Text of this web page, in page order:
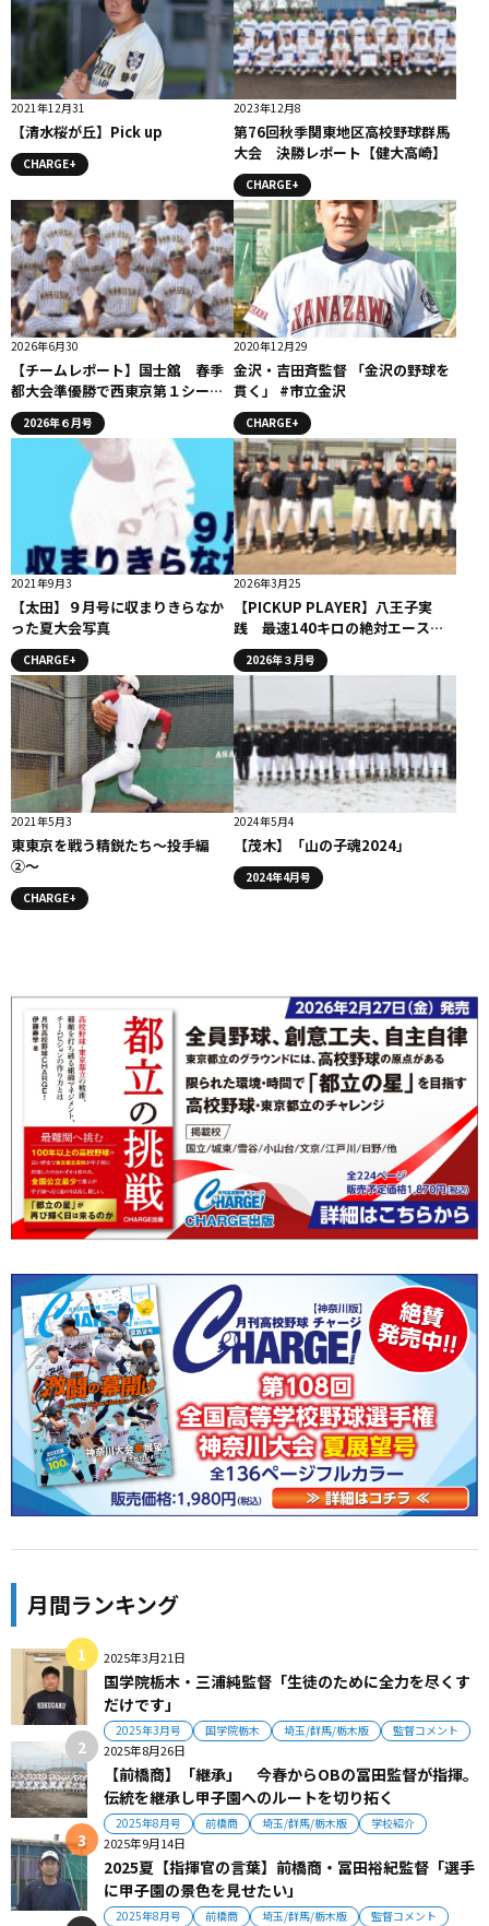
2021年12月31
【清水桜が丘】Pick up
CHARGE+
2023年12月8
第76回秋季関東地区高校野球群馬
大会 決勝レポート【健大高崎】
CHARGE+
2026年6月30
【チームレポート】国士舘 春季
都大会準優勝で西東京第１シー
ド。21年ぶりの甲子園へ凡事徹底
2026年６月号
2020年12月29
金沢・吉田斉監督 「金沢の野球を
貫く」 #市立金沢
CHARGE+
2021年9月3
【太田】９月号に収まりきらなか
った夏大会写真
CHARGE+
2026年3月25
【PICKUP PLAYER】八王子実
践 最速140キロの絶対エース塚
原翔太 プロ注目・大型捕手・大
塚逸輝
2026年３月号
2021年5月3
東東京を戦う精鋭たち〜投手編
②〜
CHARGE+
2024年5月4
【茂木】「山の子魂2024」
2024年4月号
月間ランキング
2025年3月21日
国学院栃木・三浦純監督「生徒のために全力を尽くす
だけです」
2025年3月号 国学院栃木 埼玉/群馬/栃木版 監督コメント
2025年8月26日
【前橋商】「継承」 今春からOBの冨田監督が指揮。
伝統を継承し甲子園へのルートを切り拓く
2025年8月号 前橋商 埼玉/群馬/栃木版 学校紹介
2025年9月14日
2025夏【指揮官の言葉】前橋商・冨田裕紀監督「選手
に甲子園の景色を見せたい」
2025年8月号 前橋商 埼玉/群馬/栃木版 監督コメント